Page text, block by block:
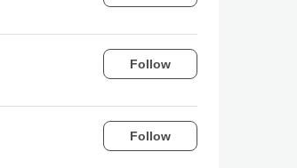
Follow
Follow